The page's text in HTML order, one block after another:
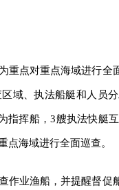
重点对重点海域进行全
域、执法船艇和人员
指挥船，3艘执法快艇
点海域进行全面巡查。
作业渔船，并提醒督